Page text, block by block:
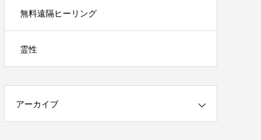
無料遠隔ヒーリング
霊性
アーカイブ